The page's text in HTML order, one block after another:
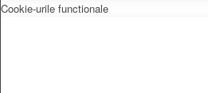
Cookie-urile functionale